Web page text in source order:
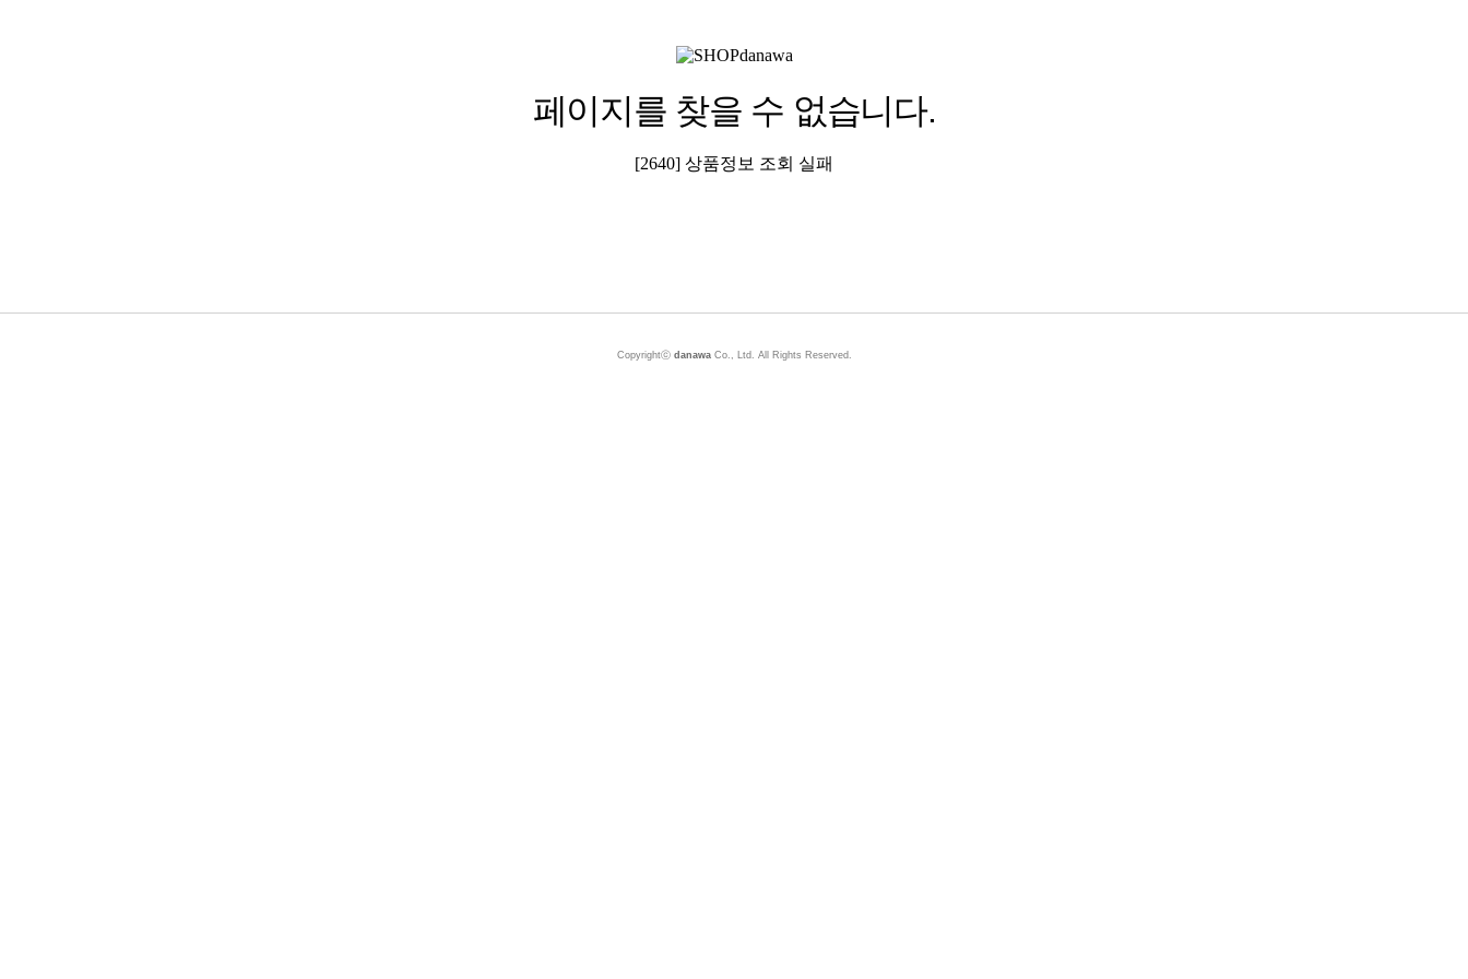
페이지를 찾을 수 없습니다.
[2640] 상품정보 조회 실패
Copyrightⓒ danawaCo., Ltd. All Rights Reserved.